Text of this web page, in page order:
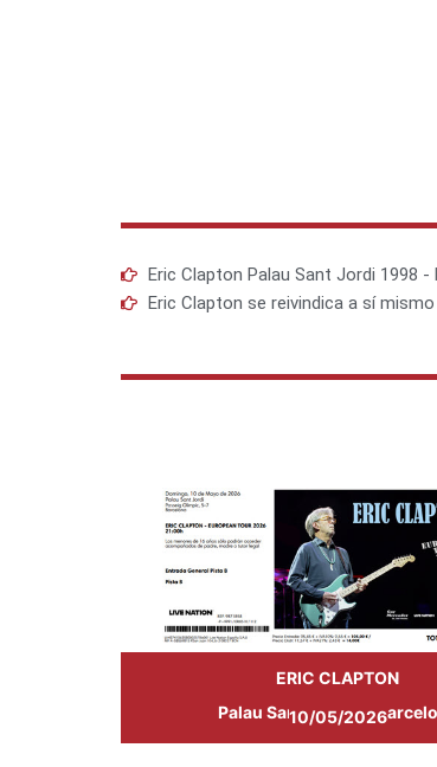
Eric Clapton Palau Sant Jordi 1998
Eric Clapton se reivindica a sí
ERIC CLAPTON
Palau Sant Jordi de
10/05/2026